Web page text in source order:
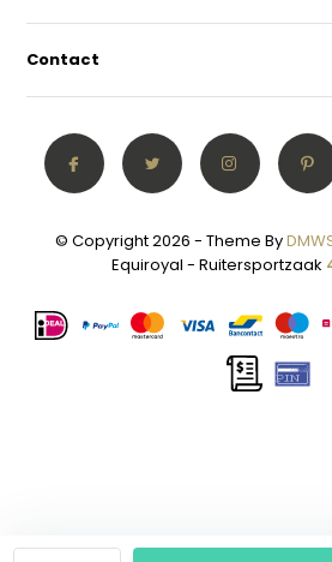
Contact
© Copyright 2026 - Theme By
Equiroyal - Ruitersportzaak